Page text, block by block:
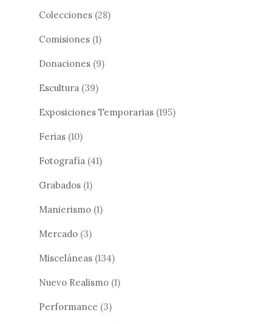
Colecciones (28)
Comisiones (1)
Donaciones (9)
Escultura (39)
Exposiciones Temporarias (195)
Ferias (10)
Fotografía (41)
Grabados (1)
Manierismo (1)
Mercado (3)
Misceláneas (134)
Nuevo Realismo (1)
Performance (3)